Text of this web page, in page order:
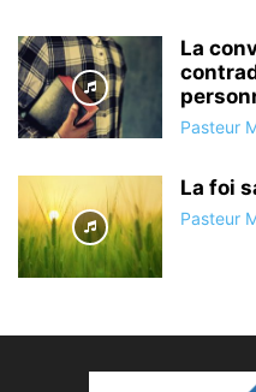
La
Pasteur
La foi
Pasteur